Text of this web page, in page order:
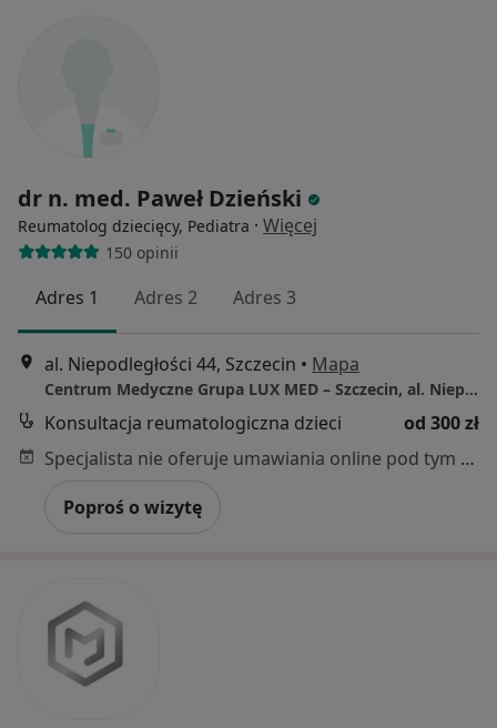
dr n. med. Paweł Dzieński
Reumatolog dziecięcy, Pediatra · Więcej
150 opinii
Adres 1 Adres 2 Adres 3
al. Niepodległości 44, Szczecin • Mapa
Centrum Medyczne Grupa LUX MED – Szczecin, al. Niepodległości 44
Konsultacja reumatologiczna dzieci
od 300 zł
Specjalista nie oferuje umawiania online pod tym adresem.
Poproś o wizytę